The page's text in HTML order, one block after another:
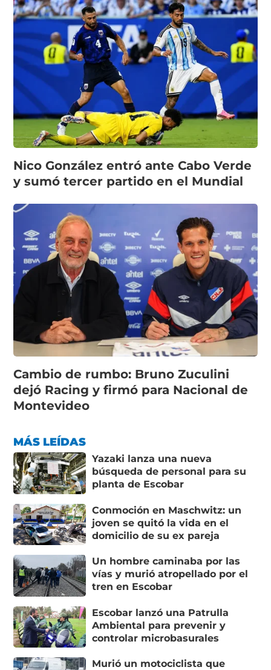
Nico González entró ante Cabo Verde
y sumó tercer partido en el Mundial
Cambio de rumbo: Bruno Zuculini
dejó Racing y firmó para Nacional de
Montevideo
MÁS LEÍDAS
Yazaki lanza una nueva
búsqueda de personal para su
planta de Escobar
Conmoción en Maschwitz: un
joven se quitó la vida en el
domicilio de su ex pareja
Un hombre caminaba por las
vías y murió atropellado por el
tren en Escobar
Escobar lanzó una Patrulla
Ambiental para prevenir y
controlar microbasurales
Murió un motociclista que